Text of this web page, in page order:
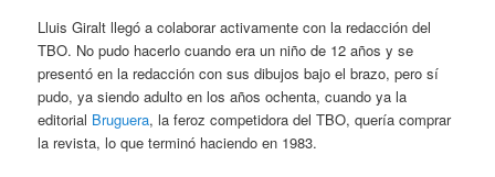
Lluis Giralt llegó a colaborar activamente con la redacción del
TBO. No pudo hacerlo cuando era un niño de 12 años y se
presentó en la redacción con sus dibujos bajo el brazo, pero sí
pudo, ya siendo adulto en los años ochenta, cuando ya la
editorial Bruguera, la feroz competidora del TBO, quería comprar
la revista, lo que terminó haciendo en 1983.